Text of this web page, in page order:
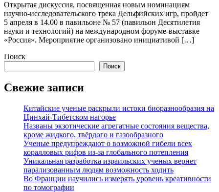
Открытая дискуссия, посвященная новым номинациям
научно-исследовательского трека Дельфийских игр, пройдет
5 апреля в 14.00 в павильоне № 57 (павильон Десятилетия
науки и технологий) на международном форуме-выставке
«Россия». Мероприятие организовано инициативой […]
Поиск
Поиск
Свежие записи
Китайские ученые раскрыли истоки биоразнообразия на
Цинхай-Тибетском нагорье
Названы экзотические агрегатные состояния вещества,
кроме жидкого, твёрдого и газообразного
Ученые предупреждают о возможной гибели всех
коралловых рифов из-за глобального потепления
Уникальная разработка израильских ученых вернет
парализованным людям возможность ходить
Во Франции научились измерять уровень креативности
по томографии